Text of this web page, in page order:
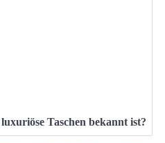
Taschen bekannt ist?